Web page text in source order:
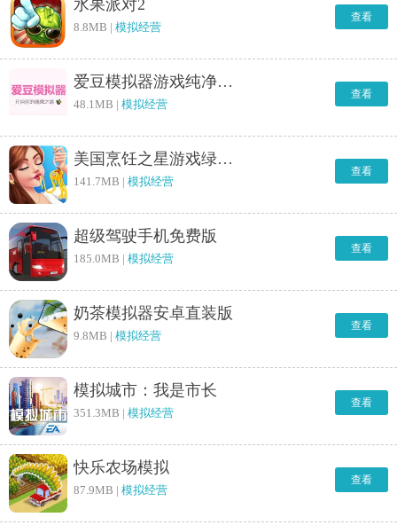
水果派对2
8.8MB | 模拟经营
查看
爱豆模拟器游戏纯净最新版
48.1MB | 模拟经营
查看
美国烹饪之星游戏绿色版
141.7MB | 模拟经营
查看
超级驾驶手机免费版
185.0MB | 模拟经营
查看
奶茶模拟器安卓直装版
9.8MB | 模拟经营
查看
模拟城市：我是市长
351.3MB | 模拟经营
查看
快乐农场模拟
87.9MB | 模拟经营
查看